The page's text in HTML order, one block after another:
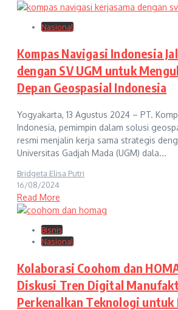
Nasional
Kompas Navigasi Indonesia
dengan SV UGM untuk
Depan Geospasial Indonesia
Yogyakarta, 13 Agustus 2024 – PT.
Indonesia, pemimpin dalam solusi
resmi menjalin kerja sama strategis
Universitas Gadjah Mada (UGM) dala...
Bridgeta Elisa Putri
16/08/2024
Read More
Bisnis
Nasional
Kolaborasi Coohom dan
Diskusi Tren Digital
Perkenalkan Teknologi untuk